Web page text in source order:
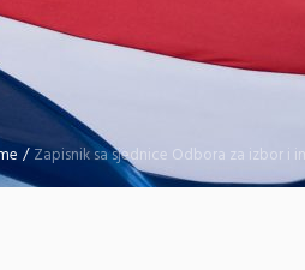
/Zapisnik sa sjednice Odbora za izbor i